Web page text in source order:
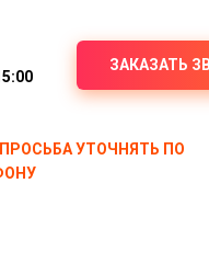
ЗАКАЗАТЬ
УТОЧНЯТЬ ПО